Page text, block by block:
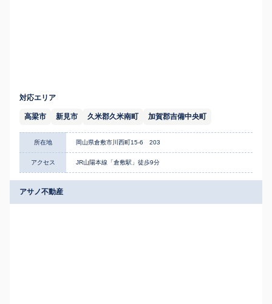
対応エリア
高梁市 新見市 久米郡久米南町 加賀郡吉備中央町
所在地 岡山県倉敷市川西町15-6 203
アクセス JR山陽本線「倉敷駅」徒歩9分
アサノ不動産